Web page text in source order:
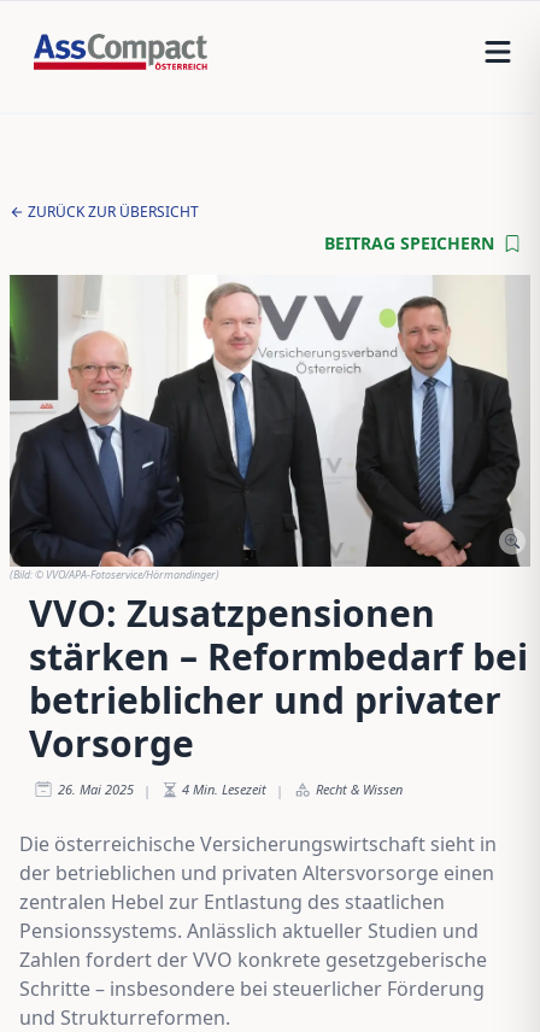
ZURÜCK ZUR ÜBERSICHT
BEITRAG SPEICHERN
(Bild:© VVO/APA-Fotoservice/Hörmandinger)
VVO: Zusatzpensionen
stärken – Reformbedarf bei
betrieblicher und privater
Vorsorge
26. Mai 2025 | 4 Min. Lesezeit | Recht & Wissen
Die österreichische Versicherungswirtschaft sieht in
der betrieblichen und privaten Altersvorsorge einen
zentralen Hebel zur Entlastung des staatlichen
Pensionssystems. Anlässlich aktueller Studien und
Zahlen fordert der VVO konkrete gesetzgeberische
Schritte – insbesondere bei steuerlicher Förderung
und Strukturreformen.